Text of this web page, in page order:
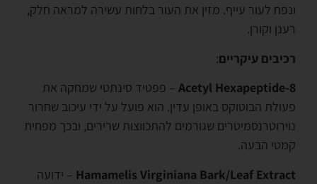
ונפח לעור עייף. מזין את העור בלחות עשירה למראה חלק,
רענן וקורן.
רכיבים עיקריים:
Acetyl Hexapeptide-8 – פפטיד סינתטי שמחקה את
פעולת הבוטוקס באופן עדין. הוא פועל על ידי עיכוב שחרור
נוירוטרנסמיטרים שגורמים להתכווצות שרירים, ובכך מפחית
קמטי הבעה.
Hamamelis Virginiana Bark/Leaf Extract – ידועה